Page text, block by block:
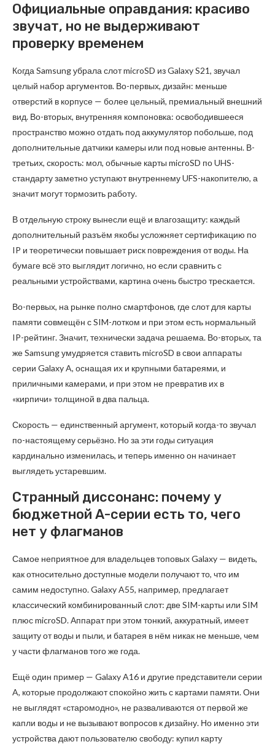
Официальные оправдания: красиво
звучат, но не выдерживают
проверку временем
Когда Samsung убрала слот microSD из Galaxy S21, звучал
целый набор аргументов. Во-первых, дизайн: меньше
отверстий в корпусе — более цельный, премиальный внешний
вид. Во-вторых, внутренняя компоновка: освободившееся
пространство можно отдать под аккумулятор побольше, под
дополнительные датчики камеры или под новые антенны. В-
третьих, скорость: мол, обычные карты microSD по UHS-
стандарту заметно уступают внутреннему UFS-накопителю, а
значит могут тормозить работу.
В отдельную строку вынесли ещё и влагозащиту: каждый
дополнительный разъём якобы усложняет сертификацию по
IP и теоретически повышает риск повреждения от воды. На
бумаге всё это выглядит логично, но если сравнить с
реальными устройствами, картина очень быстро трескается.
Во-первых, на рынке полно смартфонов, где слот для карты
памяти совмещён с SIM-лотком и при этом есть нормальный
IP-рейтинг. Значит, технически задача решаема. Во-вторых, та
же Samsung умудряется ставить microSD в свои аппараты
серии Galaxy A, оснащая их и крупными батареями, и
приличными камерами, и при этом не превратив их в
«кирпичи» толщиной в два пальца.
Скорость — единственный аргумент, который когда-то звучал
по-настоящему серьёзно. Но за эти годы ситуация
кардинально изменилась, и теперь именно он начинает
выглядеть устаревшим.
Странный диссонанс: почему у
бюджетной A-серии есть то, чего
нет у флагманов
Самое неприятное для владельцев топовых Galaxy — видеть,
как относительно доступные модели получают то, что им
самим недоступно. Galaxy A55, например, предлагает
классический комбинированный слот: две SIM-карты или SIM
плюс microSD. Аппарат при этом тонкий, аккуратный, имеет
защиту от воды и пыли, и батарея в нём никак не меньше, чем
у части флагманов того же года.
Ещё один пример — Galaxy A16 и другие представители серии
A, которые продолжают спокойно жить с картами памяти. Они
не выглядят «старомодно», не разваливаются от первой же
капли воды и не вызывают вопросов к дизайну. Но именно эти
устройства дают пользователю свободу: купил карту